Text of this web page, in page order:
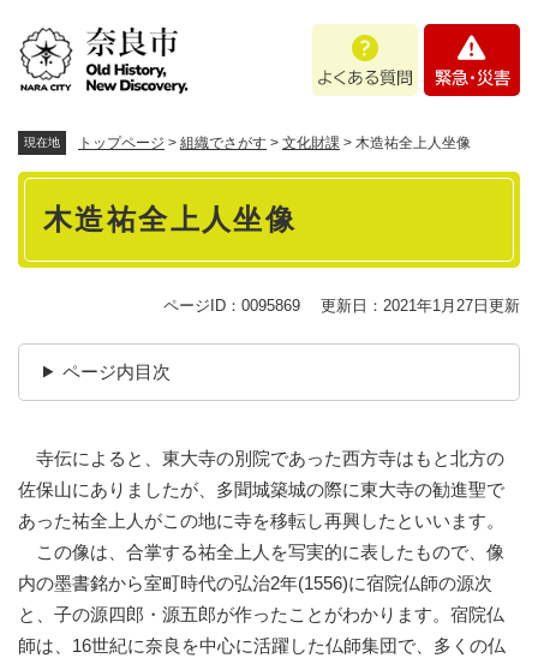
あ
問
・
現在地 トップページ > 組織でさがす > 文化財課 > 木造祐全上人坐像
本
木造祐全上人坐像
ページID：0095869 更新日：2021年1月27日更新
ページ内目次
寺伝によると、東大寺の別院であった西方寺はもと北方の
佐保山にありましたが、多聞城築城の際に東大寺の勧進聖で
あった祐全上人がこの地に寺を移転し再興したといいます。
この像は、合掌する祐全上人を写実的に表したもので、像
内の墨書銘から室町時代の弘治2年(1556)に宿院仏師の源次
と、子の源四郎・源五郎が作ったことがわかります。宿院仏
師は、16世紀に奈良を中心に活躍した仏師集団で、多くの仏